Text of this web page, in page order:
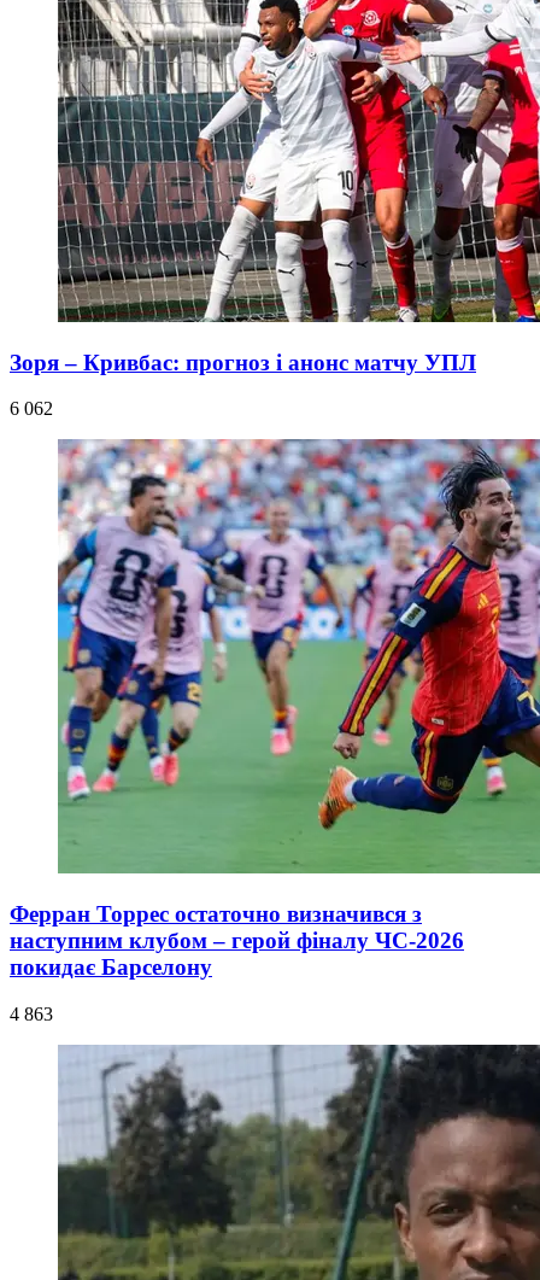
Зоря – Кривбас: прогноз і анонс матчу УПЛ
6 062
Ферран Торрес остаточно визначився з
наступним клубом – герой фіналу ЧС-2026
покидає Барселону
4 863